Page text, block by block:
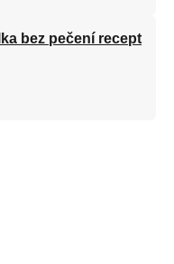
bez pečení recept